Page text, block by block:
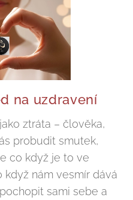
na uzdravení
ztráta – člověka,
probudit smutek,
co když je to ve
nám vesmír dává
sami sebe a